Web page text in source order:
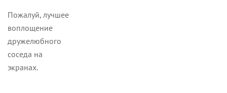
Пожалуй, лучшее
воплощение
дружелюбного
соседа на
экранах.